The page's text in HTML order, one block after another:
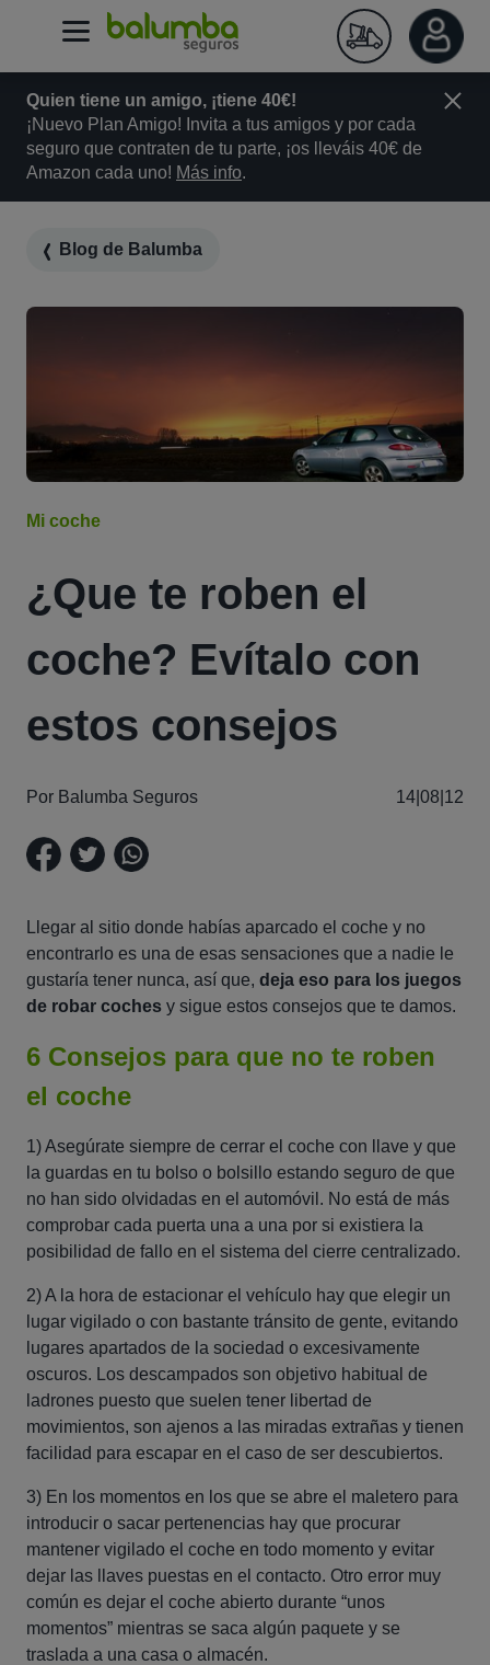
Quien tiene un amigo, ¡tiene 40€!
¡Nuevo Plan Amigo! Invita a tus amigos y por cada
seguro que contraten de tu parte, ¡os lleváis 40€ de
Amazon cada uno! Más info.
Blog de Balumba
Mi coche
¿Que te roben el
coche? Evítalo con
estos consejos
Por Balumba Seguros 14|08|12
Llegar al sitio donde habías aparcado el coche y no
encontrarlo es una de esas sensaciones que a nadie le
gustaría tener nunca, así que, deja eso para los juegos
de robar coches y sigue estos consejos que te damos.
6 Consejos para que no te roben
el coche
1) Asegúrate siempre de cerrar el coche con llave y que
la guardas en tu bolso o bolsillo estando seguro de que
no han sido olvidadas en el automóvil. No está de más
comprobar cada puerta una a una por si existiera la
posibilidad de fallo en el sistema del cierre centralizado.
2) A la hora de estacionar el vehículo hay que elegir un
lugar vigilado o con bastante tránsito de gente, evitando
lugares apartados de la sociedad o excesivamente
oscuros. Los descampados son objetivo habitual de
ladrones puesto que suelen tener libertad de
movimientos, son ajenos a las miradas extrañas y tienen
facilidad para escapar en el caso de ser descubiertos.
3) En los momentos en los que se abre el maletero para
introducir o sacar pertenencias hay que procurar
mantener vigilado el coche en todo momento y evitar
dejar las llaves puestas en el contacto. Otro error muy
común es dejar el coche abierto durante “unos
momentos” mientras se saca algún paquete y se
traslada a una casa o almacén.